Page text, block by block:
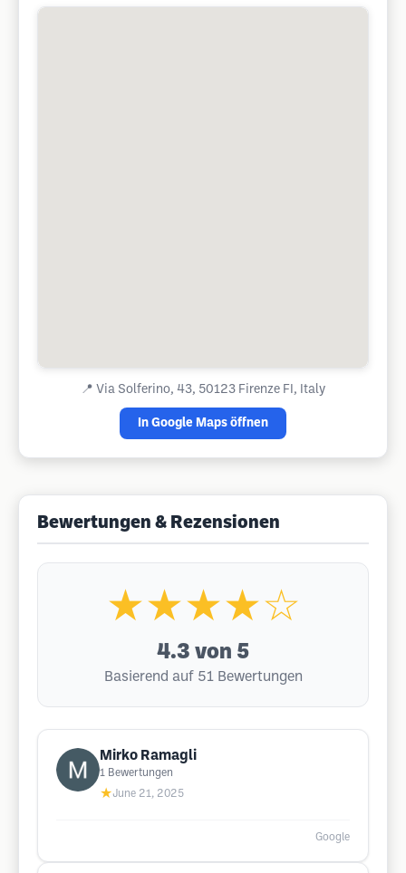
📍 Via Solferino, 43, 50123 Firenze FI, Italy
In Google Maps öffnen
Bewertungen & Rezensionen
★★★★☆
4.3 von 5
Basierend auf 51 Bewertungen
Mirko Ramagli
1 Bewertungen
★June 21, 2025
Google